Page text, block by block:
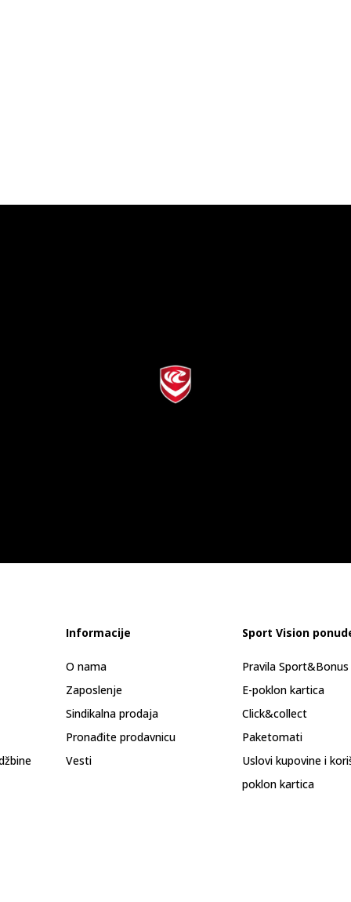
Informacije
O nama
Zaposlenje
Sindikalna prodaja
Pronađite prodavnicu
Vesti
Sport Vision
Pravila
E-poklon kartica
Click&collect
Paketomati
Uslovi kupovine i
poklon kartica